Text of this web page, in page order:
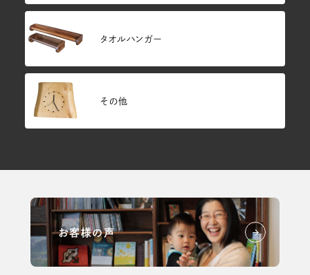
タオルハンガー
その他
お客様の声